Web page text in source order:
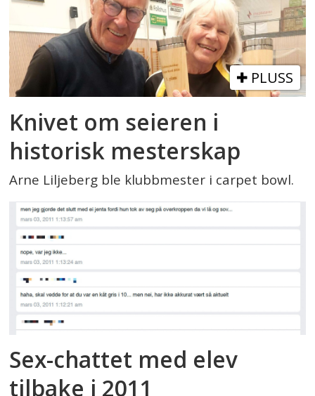
PLUSS
Knivet om seieren i
historisk mesterskap
Arne Liljeberg ble klubbmester i carpet bowl.
Sex-chattet med elev
tilbake i 2011